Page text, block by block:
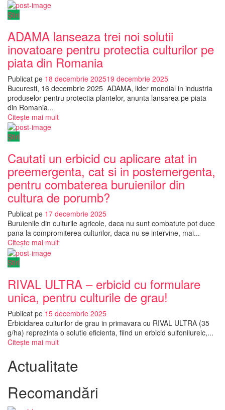
Știri
ADAMA lanseaza trei noi solutii
inovatoare pentru protectia culturilor pe
piata din Romania
Publicat pe 18 decembrie 202519 decembrie 2025
Bucuresti, 16 decembrie 2025 ADAMA, lider mondial in industria
produselor pentru protectia plantelor, anunta lansarea pe piata
din Romania...
Citește mai mult
Știri
Cautati un erbicid cu aplicare atat in
preemergenta, cat si in postemergenta,
pentru combaterea buruienilor din
cultura de porumb?
Publicat pe 17 decembrie 2025
Buruienile din culturile agricole, daca nu sunt combatute pot duce
pana la compromiterea culturilor, daca nu se intervine, mai...
Citește mai mult
Știri
RIVAL ULTRA – erbicid cu formulare
unica, pentru culturile de grau!
Publicat pe 15 decembrie 2025
Erbicidarea culturilor de grau in primavara cu RIVAL ULTRA (35
g/ha) reprezinta o solutie eficienta, fiind un erbicid sulfonilureic,...
Citește mai mult
Actualitate
Recomandări